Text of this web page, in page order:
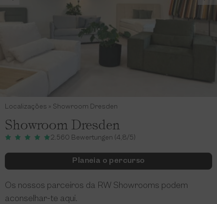
Localizações » Showroom Dresden
Showroom Dresden
2.560 Bewertungen (4,8/5)
Planeia o percurso
Os nossos parceiros da RW Showrooms podem
aconselhar-te aqui.